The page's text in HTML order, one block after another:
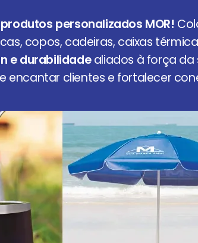
personalizados MOR!
copos, cadeiras, caixas
e durabilidadealiados à força da
encantar clientes e fortalecer